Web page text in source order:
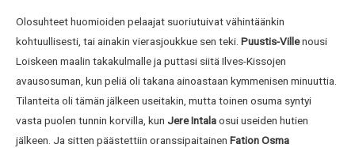
Olosuhteet huomioiden pelaajat suoriutuivat vähintäänkin
kohtuullisesti, tai ainakin vierasjoukkue sen teki. Puustis-Villenousi
Loiskeen maalin takakulmalle ja puttasi siitä Ilves-Kissojen
avausosuman, kun peliä oli takana ainoastaan kymmenisen minuuttia.
Tilanteita oli tämän jälkeen useitakin, mutta toinen osuma syntyi
vasta puolen tunnin korvilla, kun Jere Intalaosui useiden hutien
jälkeen. Ja sitten päästettiin oranssipaitainen Fation Osma